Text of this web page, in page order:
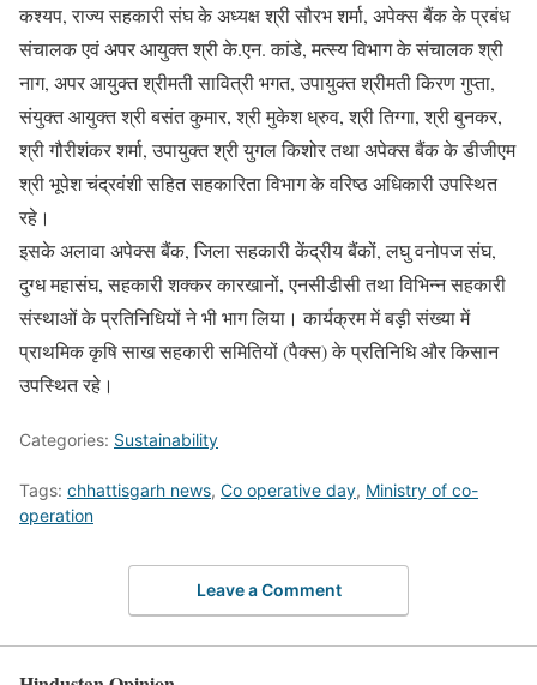
कश्यप, राज्य सहकारी संघ के अध्यक्ष श्री सौरभ शर्मा, अपेक्स बैंक के प्रबंध
संचालक एवं अपर आयुक्त श्री के.एन. कांडे, मत्स्य विभाग के संचालक श्री
नाग, अपर आयुक्त श्रीमती सावित्री भगत, उपायुक्त श्रीमती किरण गुप्ता,
संयुक्त आयुक्त श्री बसंत कुमार, श्री मुकेश ध्रुव, श्री तिग्गा, श्री बुनकर,
श्री गौरीशंकर शर्मा, उपायुक्त श्री युगल किशोर तथा अपेक्स बैंक के डीजीएम
श्री भूपेश चंद्रवंशी सहित सहकारिता विभाग के वरिष्ठ अधिकारी उपस्थित
रहे।
इसके अलावा अपेक्स बैंक, जिला सहकारी केंद्रीय बैंकों, लघु वनोपज संघ,
दुग्ध महासंघ, सहकारी शक्कर कारखानों, एनसीडीसी तथा विभिन्न सहकारी
संस्थाओं के प्रतिनिधियों ने भी भाग लिया। कार्यक्रम में बड़ी संख्या में
प्राथमिक कृषि साख सहकारी समितियों (पैक्स) के प्रतिनिधि और किसान
उपस्थित रहे।
Categories: Sustainability
Tags: chhattisgarh news, Co operative day, Ministry of co-
operation
Leave a Comment